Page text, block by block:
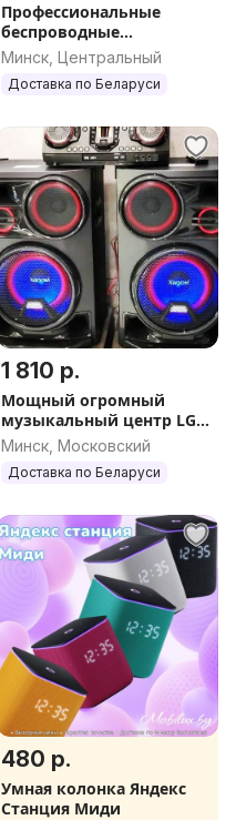
Профессиональные
беспроводные
микрофоны 2 шт. WVNGR
WG-2.4 II, черный
Минск, Центральный
Доставка по Беларуси
1 810 р.
Мощный огромный
музыкальный центр LG
cl98
Минск, Московский
Доставка по Беларуси
480 р.
Умная колонка Яндекс
Станция Миди